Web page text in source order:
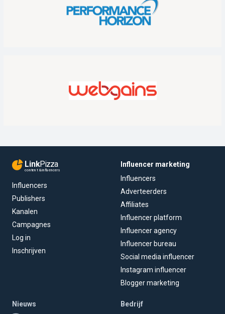
LinkPizza
content & influencers
Influencers
Publishers
Kanalen
Campagnes
Log in
Inschrijven
Influencer marketing
Influencers
Adverteerders
Affiliates
Influencer platform
Influencer agency
Influencer bureau
Social media influencer
Instagram influencer
Blogger marketing
Nieuws
Bedrijf